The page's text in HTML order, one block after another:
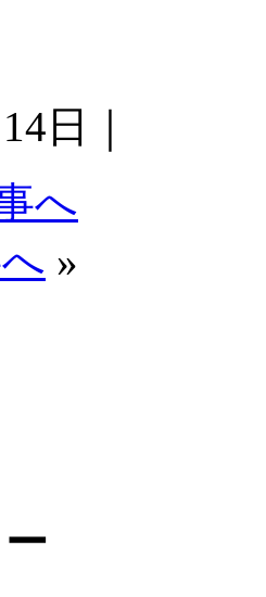
日｜
へ
»